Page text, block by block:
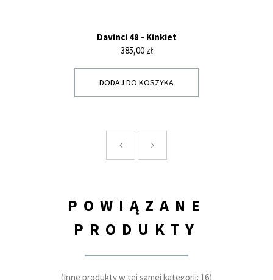
Davinci 48 - Kinkiet
Cena
385,00 zł
DODAJ DO KOSZYKA
POWIĄZANE
PRODUKTY
(Inne produkty w tej samej kategorii: 16)